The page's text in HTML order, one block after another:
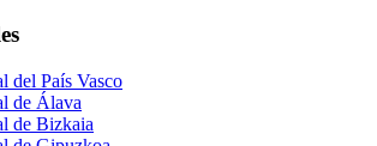
del País Vasco
de Álava
de Bizkaia